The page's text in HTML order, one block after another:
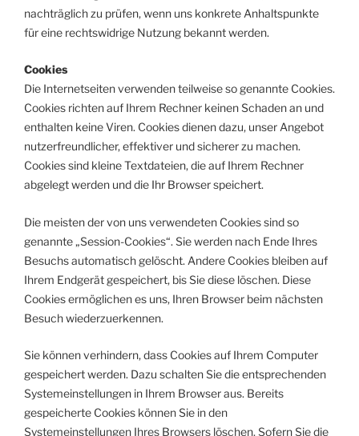
nachträglich zu prüfen, wenn uns konkrete Anhaltspunkte
für eine rechtswidrige Nutzung bekannt werden.
Cookies
Die Internetseiten verwenden teilweise so genannte Cookies.
Cookies richten auf Ihrem Rechner keinen Schaden an und
enthalten keine Viren. Cookies dienen dazu, unser Angebot
nutzerfreundlicher, effektiver und sicherer zu machen.
Cookies sind kleine Textdateien, die auf Ihrem Rechner
abgelegt werden und die Ihr Browser speichert.
Die meisten der von uns verwendeten Cookies sind so
genannte „Session-Cookies“. Sie werden nach Ende Ihres
Besuchs automatisch gelöscht. Andere Cookies bleiben auf
Ihrem Endgerät gespeichert, bis Sie diese löschen. Diese
Cookies ermöglichen es uns, Ihren Browser beim nächsten
Besuch wiederzuerkennen.
Sie können verhindern, dass Cookies auf Ihrem Computer
gespeichert werden. Dazu schalten Sie die entsprechenden
Systemeinstellungen in Ihrem Browser aus. Bereits
gespeicherte Cookies können Sie in den
Systemeinstellungen Ihres Browsers löschen. Sofern Sie die